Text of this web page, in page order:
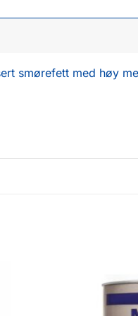
smørefett med høy